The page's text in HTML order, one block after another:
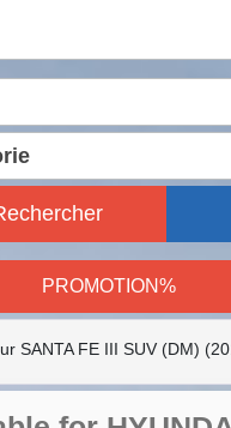
PROMOTION%
SANTA FE III SUV (DM)